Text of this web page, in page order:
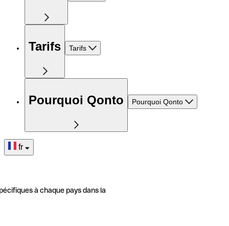
Tarifs Tarifs
Pourquoi Qonto Pourquoi Qonto
fr
à chaque pays dans la